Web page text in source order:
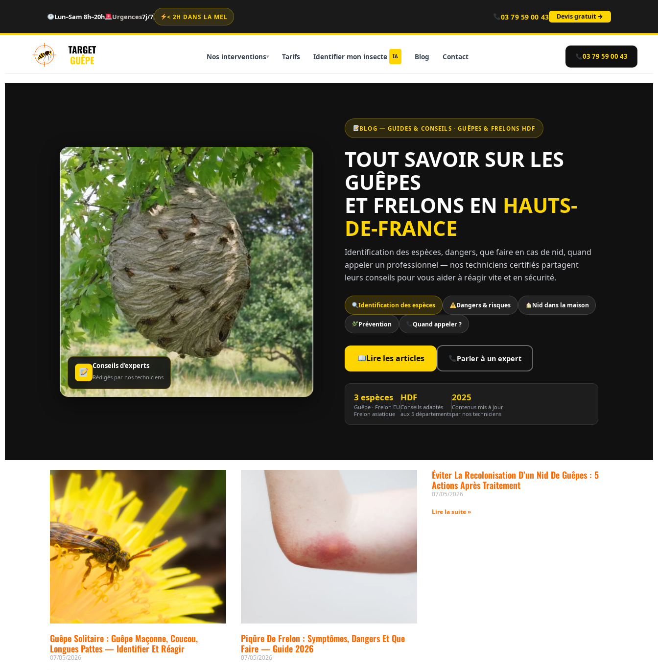
Lun–Sam 8h–20h Urgences7j/7 < 2H DANS LA MEL 03 79 59 00 43 Devis gratuit →
Nos interventions Tarifs Identifier mon insecte IA Blog Contact 03 79 59 00 43
Conseils d'experts
Rédigés par nos techniciens
BLOG — GUIDES & CONSEILS · GUÊPES & FRELONS HDF
TOUT SAVOIR SUR LES
GUÊPES
ET FRELONS EN HAUTS-
DE-FRANCE
Identification des espèces, dangers, que faire en cas de nid, quand
appeler un professionnel — nos techniciens certifiés partagent
leurs conseils pour vous aider à réagir vite et en sécurité.
Identification des espèces Dangers & risques Nid dans la maison
Prévention Quand appeler ?
Lire les articles Parler à un expert
3 espèces
Guêpe · Frelon EU
Frelon asiatique
HDF
Conseils adaptés
aux 5 départements
2025
Contenus mis à jour
par nos techniciens
Guêpe Solitaire : Guêpe Maçonne, Coucou,
Longues Pattes — Identifier Et Réagir
07/05/2026
Piqûre De Frelon : Symptômes, Dangers Et Que
Faire — Guide 2026
07/05/2026
Éviter La Recolonisation D’un Nid De Guêpes : 5
Actions Après Traitement
07/05/2026
Lire la suite »